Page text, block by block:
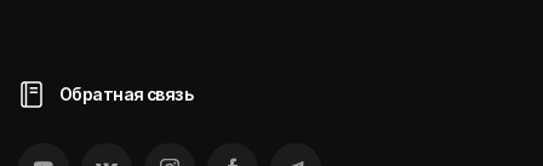
Обратная связь